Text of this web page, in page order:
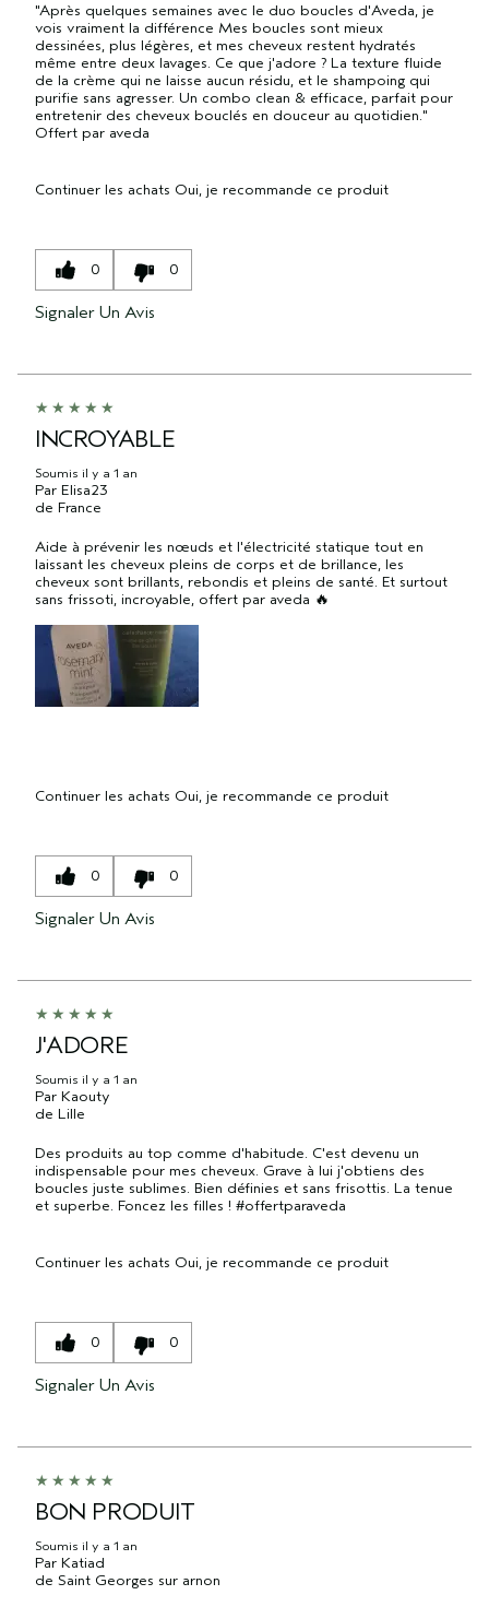
"Après quelques semaines avec le duo boucles d'Aveda, je
vois vraiment la différence Mes boucles sont mieux
dessinées, plus légères, et mes cheveux restent hydratés
même entre deux lavages. Ce que j'adore ? La texture fluide
de la crème qui ne laisse aucun résidu, et le shampoing qui
purifie sans agresser. Un combo clean & efficace, parfait pour
entretenir des cheveux bouclés en douceur au quotidien."
Offert par aveda
Continuer les achats Oui, je recommande ce produit
0 0
Signaler Un Avis
INCROYABLE
Soumis il y a 1 an
Par Elisa23
de France
Aide à prévenir les nœuds et l'électricité statique tout en
laissant les cheveux pleins de corps et de brillance, les
cheveux sont brillants, rebondis et pleins de santé. Et surtout
sans frissoti, incroyable, offert par aveda 🔥
Continuer les achats Oui, je recommande ce produit
0 0
Signaler Un Avis
J'ADORE
Soumis il y a 1 an
Par Kaouty
de Lille
Des produits au top comme d'habitude. C'est devenu un
indispensable pour mes cheveux. Grave à lui j'obtiens des
boucles juste sublimes. Bien définies et sans frisottis. La tenue
et superbe. Foncez les filles ! #offertparaveda
Continuer les achats Oui, je recommande ce produit
0 0
Signaler Un Avis
BON PRODUIT
Soumis il y a 1 an
Par Katiad
de Saint Georges sur arnon